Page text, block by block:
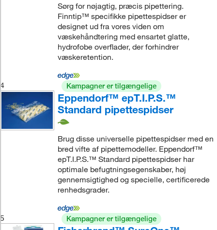
Sørg for nøjagtig, præcis pipettering.
Finntip™ specifikke pipettespidser er
designet ud fra vores viden om
væskehåndtering med ensartet glatte,
hydrofobe overflader, der forhindrer
væskeretention.
4 Kampagner er tilgængelige
Eppendorf™ epT.I.P.S.™
Standard pipettespidser
Brug disse universelle pipettespidser med en
bred vifte af pipettemodeller. Eppendorf™
epT.I.P.S.™ Standard pipettespidser har
optimale befugtningsegenskaber, høj
gennemsigtighed og specielle, certificerede
renhedsgrader.
5 Kampagner er tilgængelige